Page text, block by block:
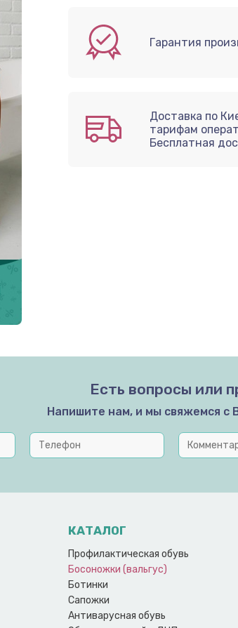
Гарантия
Доставка по
тарифам
Бесплатная
Есть вопросы или
Напишите нам, и мы свяжемся с
КАТАЛОГ
Профилактическая обувь
Босоножки (вальгус)
Ботинки
Сапожки
Антиварусная обувь